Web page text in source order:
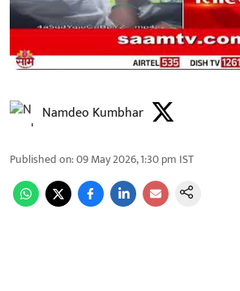
Namdeo Kumbhar
Published on:09 May 2026, 1:30 pm IST